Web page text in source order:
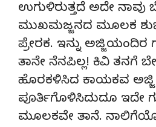
ಉಗುಳಿರುತ್ತದೆ ಅದೇ ನಾವು
ಮುಖಮಜ್ಜನದ ಮೂಲಕ
ಪ್ರೇರಕ. ಇನ್ನು ಅಜ್ಜಿಯಂದಿರ
ತಾನೇ ನೆನಪಿಲ್ಲ! ಕಿವಿ ತನಗೆ
ಹೊರಕಳಿಸಿದ ಕಾಯಕವ
ಪೂರ್ತಿಗೊಳಿಸಿದುದೂ ಇದೇ
ಮೂಲಕವೇ ತಾನೆ.